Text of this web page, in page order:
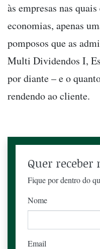
às empresas nas
economias, apenas
pomposos que as
Multi Dividendos I,
por diante–e o
rendendo ao cliente.
Quer receber
Fique por dentro do
Nome
Email